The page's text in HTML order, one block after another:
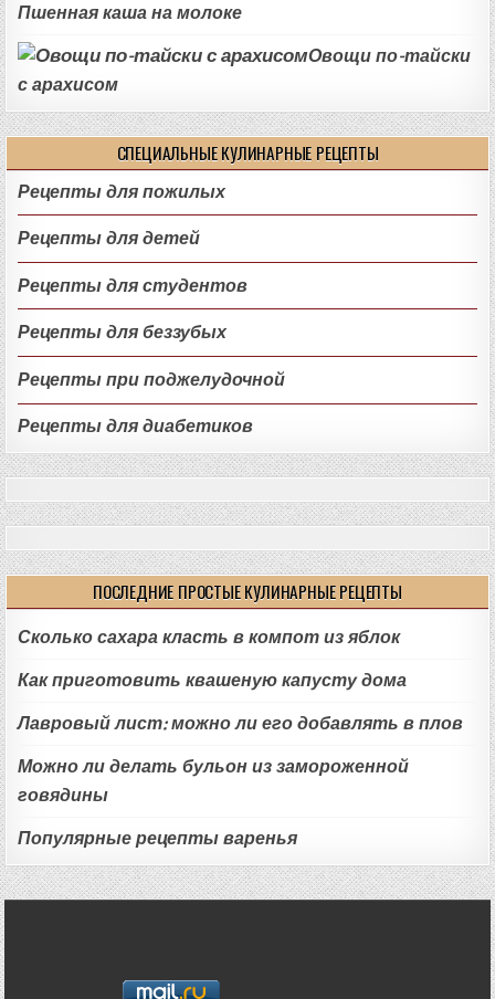
Пшенная каша на молоке
Овощи по-тайски
с арахисом
СПЕЦИАЛЬНЫЕ КУЛИНАРНЫЕ РЕЦЕПТЫ
Рецепты для пожилых
Рецепты для детей
Рецепты для студентов
Рецепты для беззубых
Рецепты при поджелудочной
Рецепты для диабетиков
ПОСЛЕДНИЕ ПРОСТЫЕ КУЛИНАРНЫЕ РЕЦЕПТЫ
Сколько сахара класть в компот из яблок
Как приготовить квашеную капусту дома
Лавровый лист: можно ли его добавлять в плов
Можно ли делать бульон из замороженной
говядины
Популярные рецепты варенья